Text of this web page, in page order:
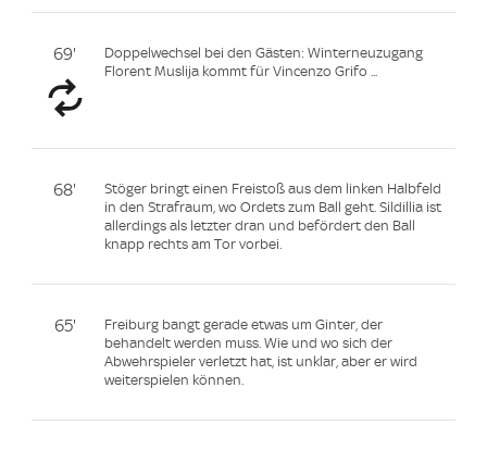
69'
Doppelwechsel bei den Gästen: Winterneuzugang
Florent Muslija kommt für Vincenzo Grifo ...
68'
Stöger bringt einen Freistoß aus dem linken Halbfeld
in den Strafraum, wo Ordets zum Ball geht. Sildillia ist
allerdings als letzter dran und befördert den Ball
knapp rechts am Tor vorbei.
65'
Freiburg bangt gerade etwas um Ginter, der
behandelt werden muss. Wie und wo sich der
Abwehrspieler verletzt hat, ist unklar, aber er wird
weiterspielen können.